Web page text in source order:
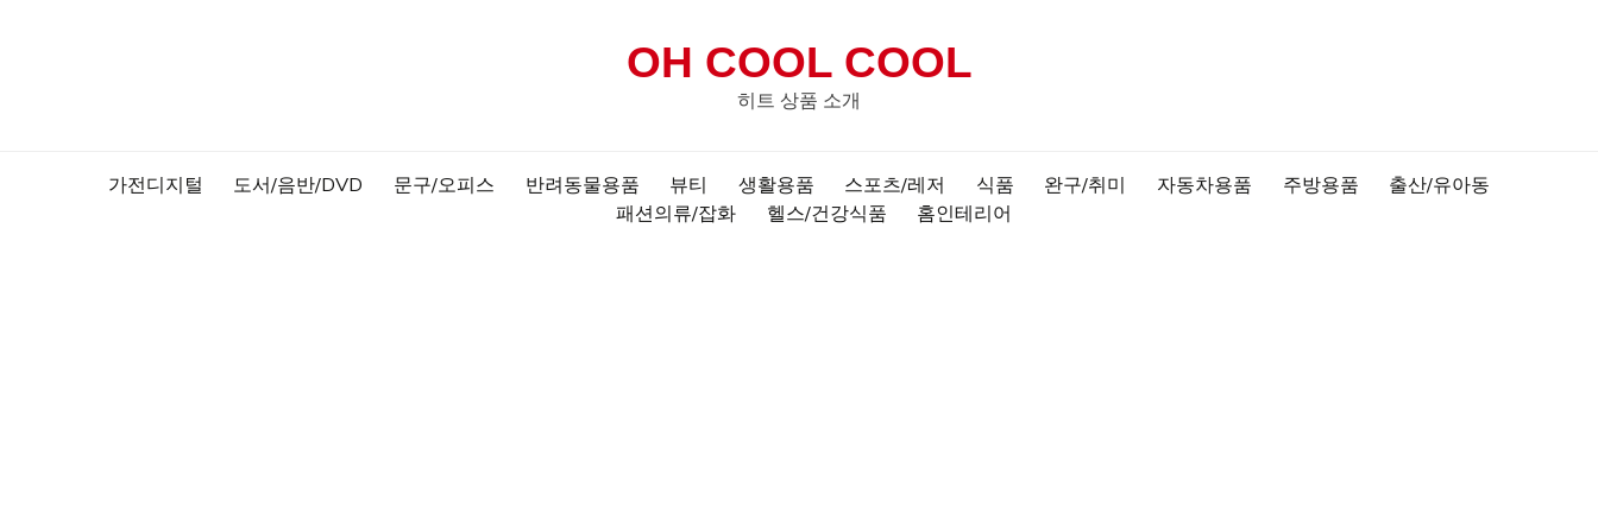
OH COOL COOL
히트 상품 소개
가전디지털 도서/음반/DVD 문구/오피스 반려동물용품 뷰티 생활용품 스포츠/레저 식품 완구/취미 자동차용품 주방용품
출산/유아동
패션의류/잡화
헬스/건강식품 홈인테리어